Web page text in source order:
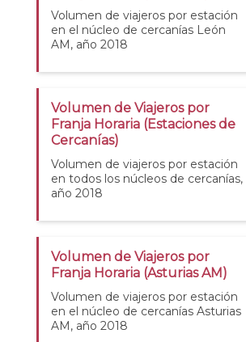
Volumen de viajeros por estación
en el núcleo de cercanías León
AM, año 2018
Volumen de Viajeros por
Franja Horaria (Estaciones de
Cercanías)
Volumen de viajeros por estación
en todos los núcleos de cercanías,
año 2018
Volumen de Viajeros por
Franja Horaria (Asturias AM)
Volumen de viajeros por estación
en el núcleo de cercanías Asturias
AM, año 2018